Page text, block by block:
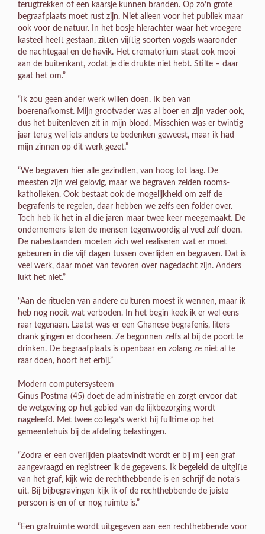
terugtrekken of een kaarsje kunnen branden. Op zo’n grote
begraafplaats moet rust zijn. Niet alleen voor het publiek maar
ook voor de natuur. In het bosje hierachter waar het vroegere
kasteel heeft gestaan, zitten vijftig soorten vogels waaronder
de nachtegaal en de havik. Het crematorium staat ook mooi
aan de buitenkant, zodat je die drukte niet hebt. Stilte – daar
gaat het om.”
“Ik zou geen ander werk willen doen. Ik ben van
boerenafkomst. Mijn grootvader was al boer en zijn vader ook,
dus het buitenleven zit in mijn bloed. Misschien was er twintig
jaar terug wel iets anders te bedenken geweest, maar ik had
mijn zinnen op dit werk gezet.”
“We begraven hier alle gezindten, van hoog tot laag. De
meesten zijn wel gelovig, maar we begraven zelden rooms-
katholieken. Ook bestaat ook de mogelijkheid om zelf de
begrafenis te regelen, daar hebben we zelfs een folder over.
Toch heb ik het in al die jaren maar twee keer meegemaakt. De
ondernemers laten de mensen tegenwoordig al veel zelf doen.
De nabestaanden moeten zich wel realiseren wat er moet
gebeuren in die vijf dagen tussen overlijden en begraven. Dat is
veel werk, daar moet van tevoren over nagedacht zijn. Anders
lukt het niet.”
“Aan de rituelen van andere culturen moest ik wennen, maar ik
heb nog nooit wat verboden. In het begin keek ik er wel eens
raar tegenaan. Laatst was er een Ghanese begrafenis, liters
drank gingen er doorheen. Ze begonnen zelfs al bij de poort te
drinken. De begraafplaats is openbaar en zolang ze niet al te
raar doen, hoort het erbij.”
Modern computersysteem
Ginus Postma (45) doet de administratie en zorgt ervoor dat
de wetgeving op het gebied van de lijkbezorging wordt
nageleefd. Met twee collega’s werkt hij fulltime op het
gemeentehuis bij de afdeling belastingen.
“Zodra er een overlijden plaatsvindt wordt er bij mij een graf
aangevraagd en registreer ik de gegevens. Ik begeleid de uitgifte
van het graf, kijk wie de rechthebbende is en schrijf de nota’s
uit. Bij bijbegravingen kijk ik of de rechthebbende de juiste
persoon is en of er nog ruimte is.”
“Een grafruimte wordt uitgegeven aan een rechthebbende voor